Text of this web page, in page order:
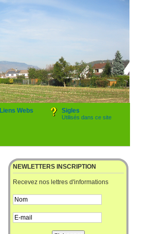
Liens Webs Sigles
Utilisés dans ce site
NEWLETTERS INSCRIPTION
Recevez nos lettres d'informations